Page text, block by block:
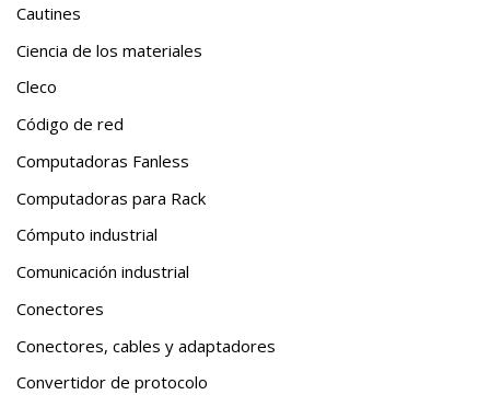
Cautines
Ciencia de los materiales
Cleco
Código de red
Computadoras Fanless
Computadoras para Rack
Cómputo industrial
Comunicación industrial
Conectores
Conectores, cables y adaptadores
Convertidor de protocolo